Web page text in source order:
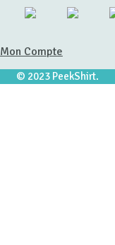
Mon Compte
© 2023 PeekShirt.